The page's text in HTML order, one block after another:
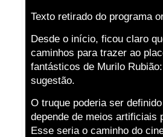
Texto retirado do programa
Desde o início, ficou claro
caminhos para trazer ao
fantásticos de Murilo
sugestão.
O truque poderia ser
depende de meios artificiais
Esse seria o caminho do